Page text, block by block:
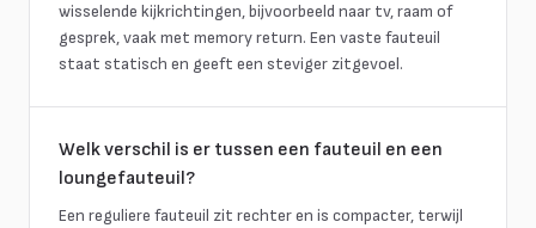
wisselende kijkrichtingen, bijvoorbeeld naar tv, raam of
gesprek, vaak met memory return. Een vaste fauteuil
staat statisch en geeft een steviger zitgevoel.
Welk verschil is er tussen een fauteuil en een
loungefauteuil?
Een reguliere fauteuil zit rechter en is compacter, terwijl